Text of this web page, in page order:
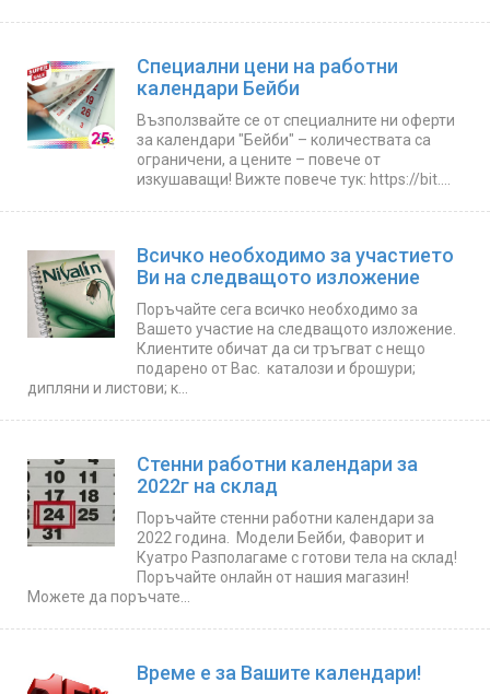
Специални цени на работни
календари Бейби
Възползвайте се от специалните ни оферти
за календари "Бейби" – количествата са
ограничени, а цените – повече от
изкушаващи! Вижте повече тук: https://bit....
Всичко необходимо за участието
Ви на следващото изложение
Поръчайте сега всичко необходимо за
Вашето участие на следващото изложение.
Клиентите обичат да си тръгват с нещо
подарено от Вас. каталози и брошури;
дипляни и листови; к...
Стенни работни календари за
2022г на склад
Поръчайте стенни работни календари за
2022 година. Модели Бейби, Фаворит и
Куатро Разполагаме с готови тела на склад!
Поръчайте онлайн от нашия магазин!
Можете да поръчате...
Време е за Вашите календари!